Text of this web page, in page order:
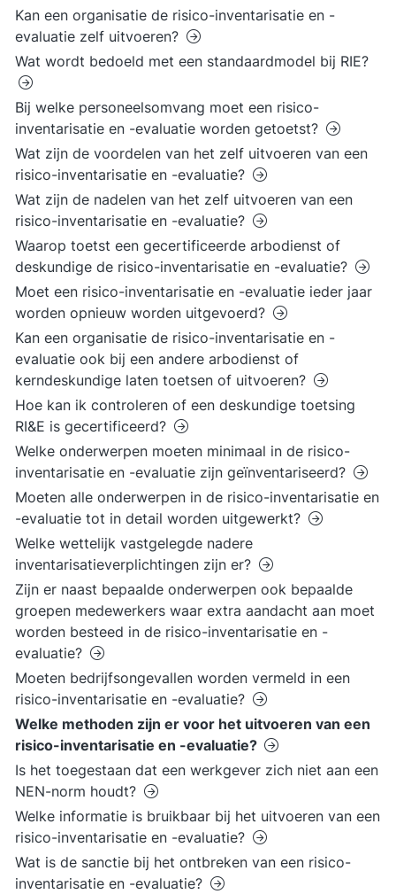
Kan een organisatie de risico-inventarisatie en -
evaluatie zelf uitvoeren?
Wat wordt bedoeld met een standaardmodel bij RIE?
Bij welke personeelsomvang moet een risico-
inventarisatie en -evaluatie worden getoetst?
Wat zijn de voordelen van het zelf uitvoeren van een
risico-inventarisatie en -evaluatie?
Wat zijn de nadelen van het zelf uitvoeren van een
risico-inventarisatie en -evaluatie?
Waarop toetst een gecertificeerde arbodienst of
deskundige de risico-inventarisatie en -evaluatie?
Moet een risico-inventarisatie en -evaluatie ieder jaar
worden opnieuw worden uitgevoerd?
Kan een organisatie de risico-inventarisatie en -
evaluatie ook bij een andere arbodienst of
kerndeskundige laten toetsen of uitvoeren?
Hoe kan ik controleren of een deskundige toetsing
RI&E is gecertificeerd?
Welke onderwerpen moeten minimaal in de risico-
inventarisatie en -evaluatie zijn geïnventariseerd?
Moeten alle onderwerpen in de risico-inventarisatie en
-evaluatie tot in detail worden uitgewerkt?
Welke wettelijk vastgelegde nadere
inventarisatieverplichtingen zijn er?
Zijn er naast bepaalde onderwerpen ook bepaalde
groepen medewerkers waar extra aandacht aan moet
worden besteed in de risico-inventarisatie en -
evaluatie?
Moeten bedrijfsongevallen worden vermeld in een
risico-inventarisatie en -evaluatie?
Welke methoden zijn er voor het uitvoeren van een
risico-inventarisatie en -evaluatie?
Is het toegestaan dat een werkgever zich niet aan een
NEN-norm houdt?
Welke informatie is bruikbaar bij het uitvoeren van een
risico-inventarisatie en -evaluatie?
Wat is de sanctie bij het ontbreken van een risico-
inventarisatie en -evaluatie?